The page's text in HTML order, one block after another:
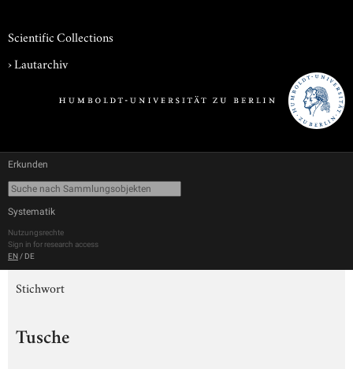
Scientific Collections
›Lautarchiv
Erkunden
Systematik
Nutzungsrechte
Sign in for research access
EN / DE
Stichwort
Tusche